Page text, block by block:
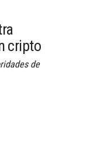
cripto
de